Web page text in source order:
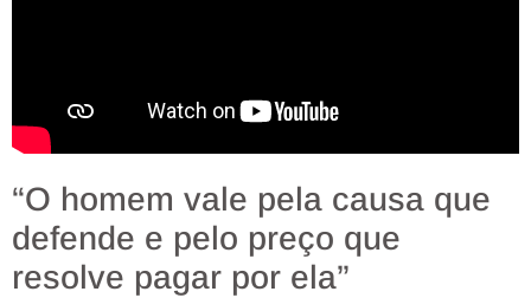
“O homem vale pela causa que
defende e pelo preço que
resolve pagar por ela”